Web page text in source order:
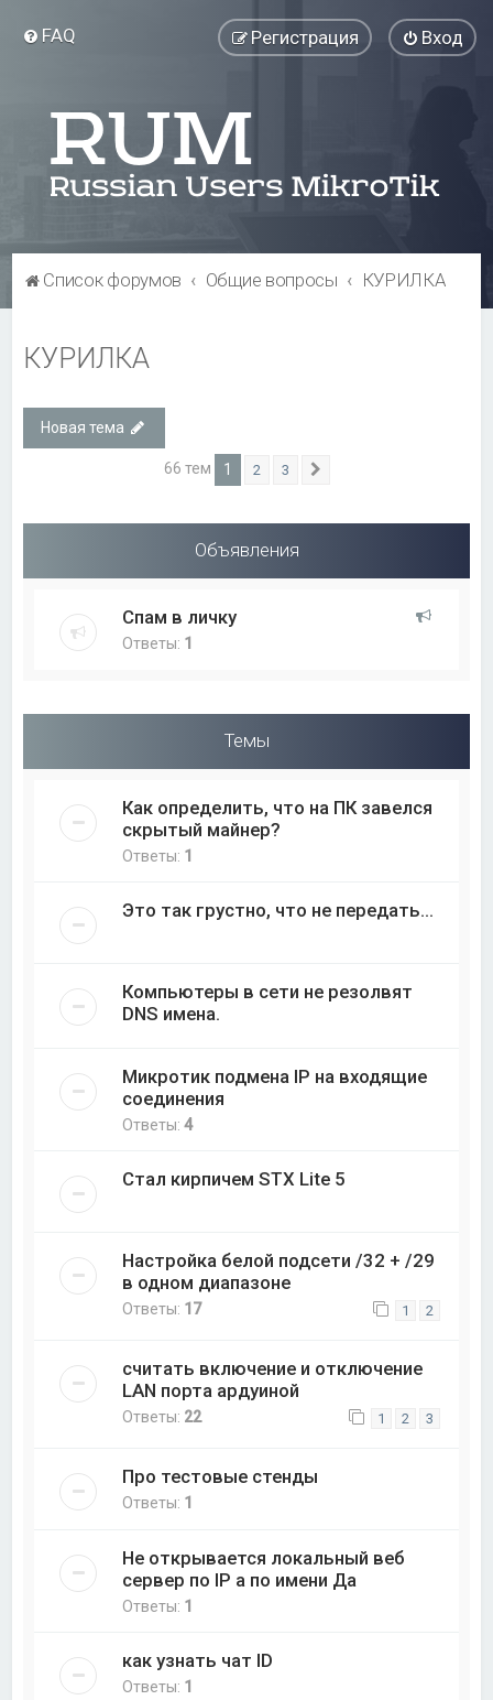
FAQ Вход
Регистрация
Список форумов Общие вопросы КУРИЛКА
КУРИЛКА
Новая тема
66 тем 1 2 3
Объявления
Спам в личку
Ответы: 1
Темы
Как определить, что на ПК завелся
скрытый майнер?
Ответы: 1
Это так грустно, что не передать...
Компьютеры в сети не резолвят
DNS имена.
Микротик подмена IP на входящие
соединения
Ответы:4
Стал кирпичем STX Lite 5
Настройка белой подсети /32 + /29
в одном диапазоне
Ответы: 17 1 2
считать включение и отключение
LAN порта ардуиной
Ответы: 22 1 2 3
Про тестовые стенды
Ответы: 1
Не открывается локальный веб
сервер по IP а по имени Да
Ответы: 1
как узнать чат ID
Ответы: 1